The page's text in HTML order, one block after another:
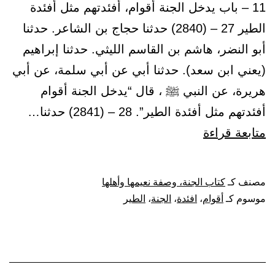
11 – باب يدخل الجنة أقوام، أفئدتهم مثل أفئدة
الطير 27 – (2840) حدثنا حجاج بن الشاعر. حدثنا
أبو النضر، هاشم بن القاسم الليثي. حدثنا إبراهيم
(يعني ابن سعد). حدثنا أبي عن أبي سلمة، عن أبي
هريرة، عن النبي ﷺ ، قال “يدخل الجنة أقوام
أفئدتهم مثل أفئدة الطير”. 28 – (2841) حدثنا…
متابعة قراءة
الجنة
أقوام،
مصنف كـكتاب الجنة، وصفة نعيمها وأهلها
موسوم كـ أقوام، افئدة، الجنة، الطير